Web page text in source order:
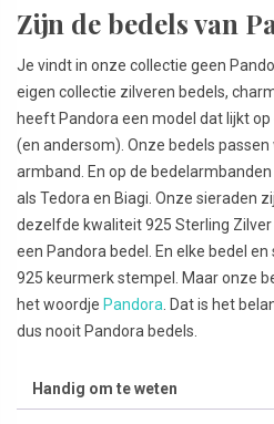
Zijn de bedels van
Je vindt in onze collectie geen
eigen collectie zilveren bedels,
heeft Pandora een model dat lijkt
(en andersom). Onze bedels
armband. En op de
als Tedora en Biagi. Onze sieraden
dezelfde kwaliteit 925 Sterling
een Pandora bedel. En elke bedel
925 keurmerk stempel. Maar onze
het woordje Pandora . Dat is het
dus nooit Pandora bedels.
Handig om te weten